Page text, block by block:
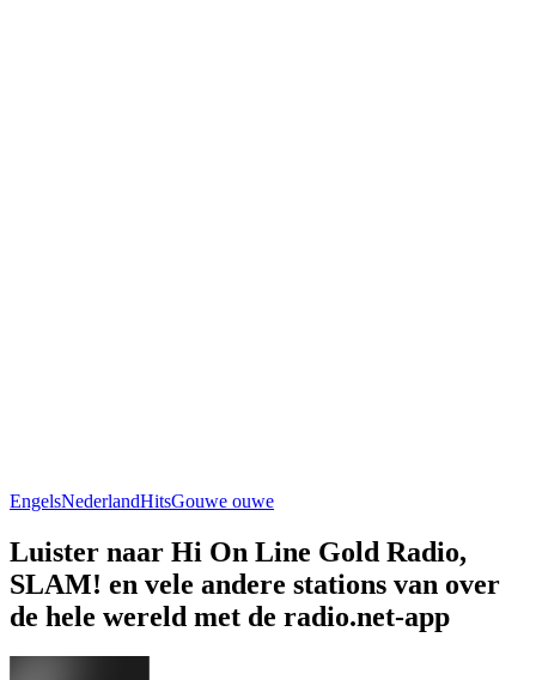
EngelsNederlandHitsGouwe ouwe
Luister naar Hi On Line Gold Radio,
SLAM! en vele andere stations van over
de hele wereld met de radio.net-app